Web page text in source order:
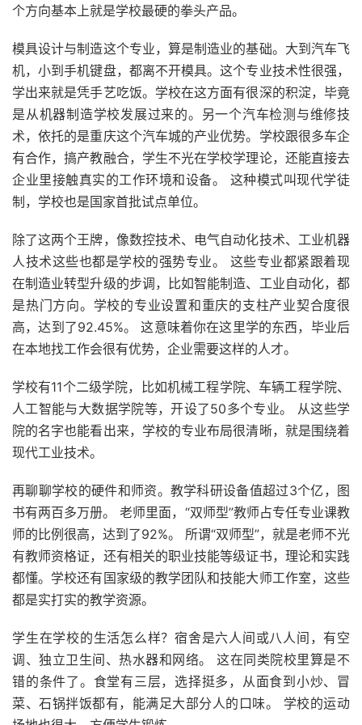
个方向基本上就是学校最硬的拳头产品。
模具设计与制造这个专业，算是制造业的基础。大到汽车飞
机，小到手机键盘，都离不开模具。这个专业技术性很强，
学出来就是凭手艺吃饭。学校在这方面有很深的积淀，毕竟
是从机器制造学校发展过来的。另一个汽车检测与维修技
术，依托的是重庆这个汽车城的产业优势。学校跟很多车企
有合作，搞产教融合，学生不光在学校学理论，还能直接去
企业里接触真实的工作环境和设备。 这种模式叫现代学徒
制，学校也是国家首批试点单位。
除了这两个王牌，像数控技术、电气自动化技术、工业机器
人技术这些也都是学校的强势专业。 这些专业都紧跟着现
在制造业转型升级的步调，比如智能制造、工业自动化，都
是热门方向。学校的专业设置和重庆的支柱产业契合度很
高，达到了92.45%。 这意味着你在这里学的东西，毕业后
在本地找工作会很有优势，企业需要这样的人才。
学校有11个二级学院，比如机械工程学院、车辆工程学院、
人工智能与大数据学院等，开设了50多个专业。 从这些学
院的名字也能看出来，学校的专业布局很清晰，就是围绕着
现代工业技术。
再聊聊学校的硬件和师资。教学科研设备值超过3个亿，图
书有两百多万册。 老师里面，“双师型”教师占专任专业课教
师的比例很高，达到了92%。 所谓“双师型”，就是老师不光
有教师资格证，还有相关的职业技能等级证书，理论和实践
都懂。学校还有国家级的教学团队和技能大师工作室，这些
都是实打实的教学资源。
学生在学校的生活怎么样？宿舍是六人间或八人间，有空
调、独立卫生间、热水器和网络。 这在同类院校里算是不
错的条件了。食堂有三层，选择挺多，从面食到小炒、冒
菜、石锅拌饭都有，能满足大部分人的口味。 学校的运动